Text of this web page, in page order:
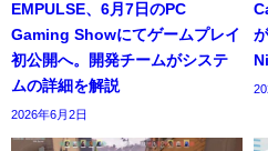
EMPULSE、6月7日のPC
Gaming Showにてゲームプレイ
初公開へ。開発チームがシステ
ムの詳細を解説
2026年6月2日